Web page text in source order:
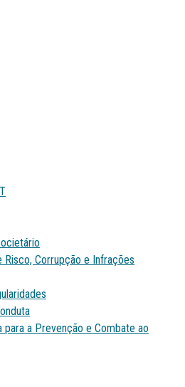
Risco, Corrupção e Infrações
para a Prevenção e Combate ao